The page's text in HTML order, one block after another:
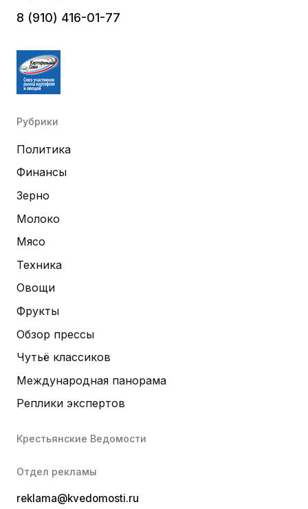
8 (910) 416-01-77
Рубрики
Политика
Финансы
Зерно
Молоко
Мясо
Техника
Овощи
Фрукты
Обзор прессы
Чутьё классиков
Международная панорама
Реплики экспертов
Крестьянские Ведомости
Отдел рекламы
reklama@kvedomosti.ru